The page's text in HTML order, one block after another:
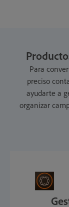
Para
preciso
ayudarte a
organizar